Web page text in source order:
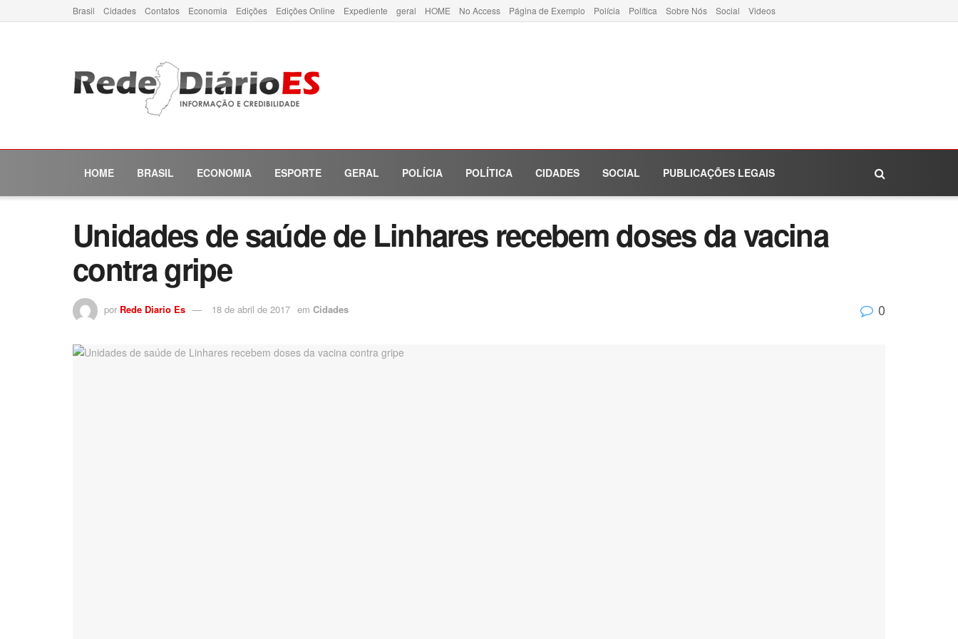
Brasil Cidades Contatos Economia Edições Edições Online Expediente geral HOME No Access Página de Exemplo Polícia Política Sobre Nós Social Videos
HOME BRASIL ECONOMIA ESPORTE GERAL POLÍCIA POLÍTICA CIDADES SOCIAL PUBLICAÇÕES LEGAIS
Unidades de saúde de Linhares recebem doses da vacina
contra gripe
por Rede Diario Es 18 de abril de 2017 em Cidades 0